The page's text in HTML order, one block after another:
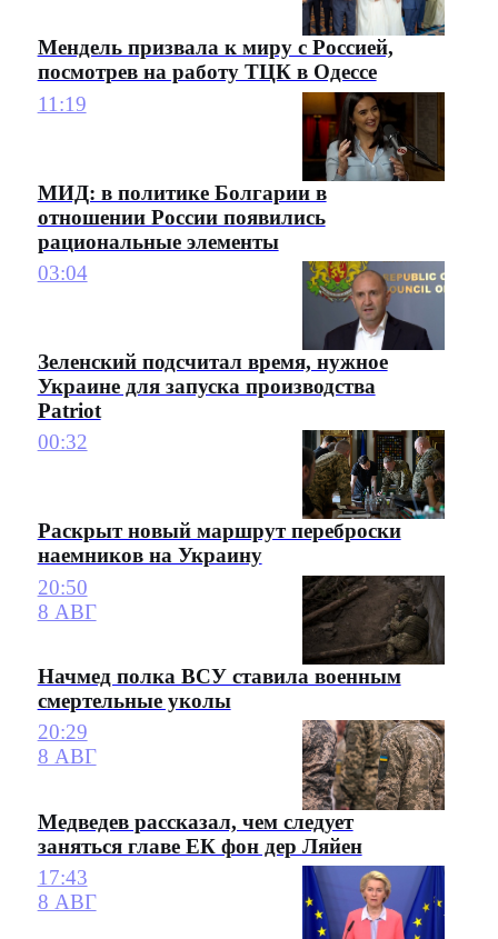
Мендель призвала к миру с Россией,
посмотрев на работу ТЦК в Одессе
11:19
МИД: в политике Болгарии в
отношении России появились
рациональные элементы
03:04
Зеленский подсчитал время, нужное
Украине для запуска производства
Patriot
00:32
Раскрыт новый маршрут переброски
наемников на Украину
20:50
8 АВГ
Начмед полка ВСУ ставила военным
смертельные уколы
20:29
8 АВГ
Медведев рассказал, чем следует
заняться главе ЕК фон дер Ляйен
17:43
8 АВГ